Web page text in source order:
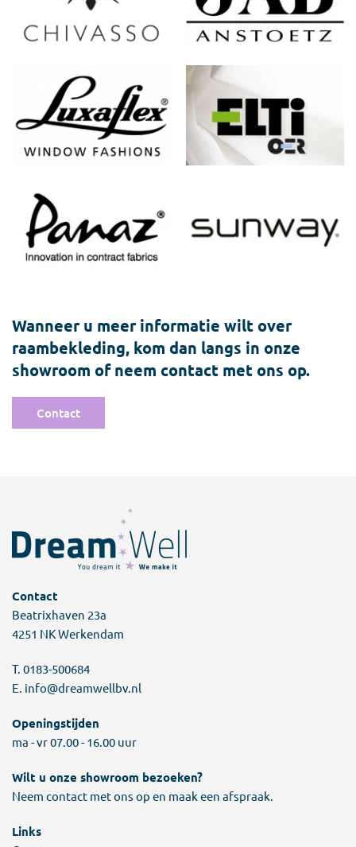
Wanneer u meer informatie wilt over
raambekleding, kom dan langs in onze
showroom of neem contact met ons op.
Contact
Contact
Beatrixhaven 23a
4251 NK Werkendam
T. 0183-500684
E. info@dreamwellbv.nl
Openingstijden
ma - vr 07.00 - 16.00 uur
Wilt u onze showroom bezoeken?
Neem contact met ons op en maak een afspraak.
Links